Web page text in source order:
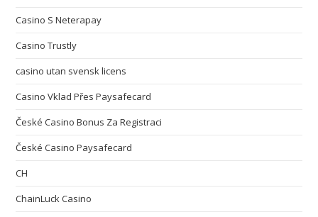
Casino S Neterapay
Casino Trustly
casino utan svensk licens
Casino Vklad Přes Paysafecard
České Casino Bonus Za Registraci
České Casino Paysafecard
CH
ChainLuck Casino